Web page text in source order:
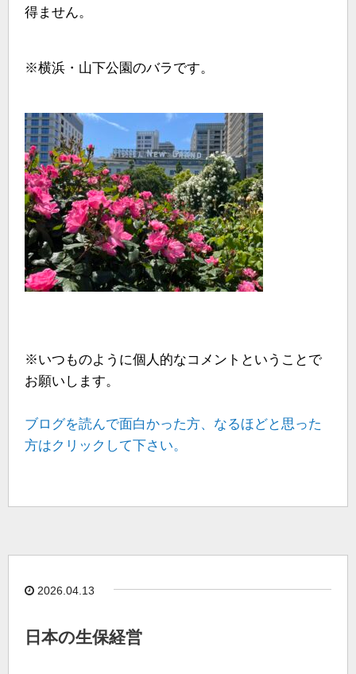
得ません。
※横浜・山下公園のバラです。
※いつものように個人的なコメントということで
お願いします。
ブログを読んで面白かった方、なるほどと思った
方はクリックして下さい。
2026.04.13
日本の生保経営